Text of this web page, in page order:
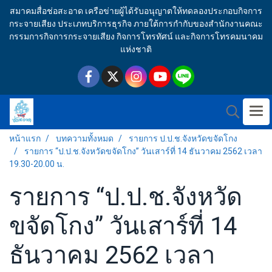
สมาคมสื่อช่อสะอาด เครือข่ายผู้ได้รับอนุญาตให้ทดลองประกอบกิจการ
กระจายเสียง ประเภทบริการธุรกิจ ภายใต้การกำกับของสำนักงานคณะ
กรรมการกิจการกระจายเสียง กิจการโทรทัศน์ และกิจการโทรคมนาคม
แห่งชาติ
หน้าแรก บทความทั้งหมด
รายการ ป.ป.ช.จังหวัดขจัดโกง
รายการ “ป.ป.ช.จังหวัดขจัดโกง” วันเสาร์ที่ 14 ธันวาคม 2562 เวลา
19.30-20.00 น.
รายการ “ป.ป.ช.จังหวัด
ขจัดโกง” วันเสาร์ที่ 14
ธันวาคม 2562 เวลา